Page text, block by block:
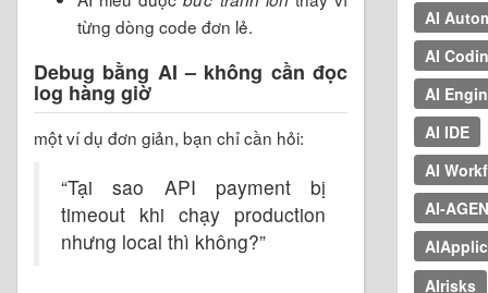
từng dòng code đơn lẻ.
Debug bằng AI – không cần đọc
log hàng giờ
một ví dụ đơn giản, bạn chỉ cần hỏi:
“Tại sao API payment bị
timeout khi chạy production
nhưng local thì không?”
AI
AI
AI
AI IDE
AI
AI-
AIrisks